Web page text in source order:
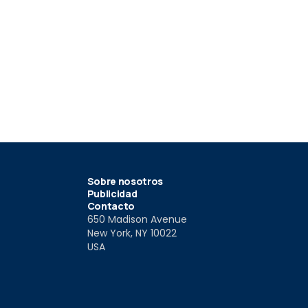
DBX707 AMR23
Sobre nosotros
Publicidad
Contacto
650 Madison Avenue
New York, NY 10022
USA